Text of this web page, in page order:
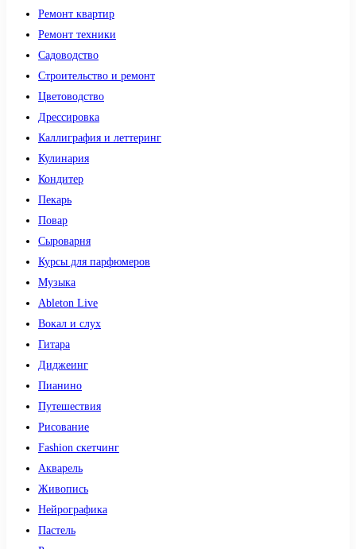
Ремонт квартир
Ремонт техники
Садоводство
Строительство и ремонт
Цветоводство
Дрессировка
Каллиграфия и леттеринг
Кулинария
Кондитер
Пекарь
Повар
Сыроварня
Курсы для парфюмеров
Музыка
Ableton Live
Вокал и слух
Гитара
Диджеинг
Пианино
Путешествия
Рисование
Fashion скетчинг
Акварель
Живопись
Нейрографика
Пастель